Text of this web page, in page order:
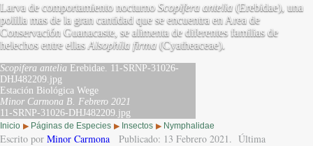
Larva de comportamiento nocturno Scopifera antelia (Erebidae), una
polilla mas de la gran cantidad que se encuentra en Area de
Conservación Guanacaste, se alimenta de diferentes familias de
helechos entre ellasAlsophila firma (Cyatheaceae).
Scopifera antelia Erebidae. 11-SRNP-31026-
DHJ482209.jpg
Estación Biológica Wege
Minor Carmona B.
Febrero 2021
11-SRNP-31026-DHJ482209.jpg
Inicio ▶ Páginas de Especies ▶ Insectos ▶ Nymphalidae
Escrito por Minor Carmona Publicado: 13 Febrero 2021. Última